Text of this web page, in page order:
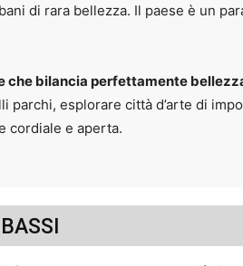
di rara bellezza. Il paese è un
che bilancia perfettamente
parchi, esplorare città d’arte di
cordiale e aperta.